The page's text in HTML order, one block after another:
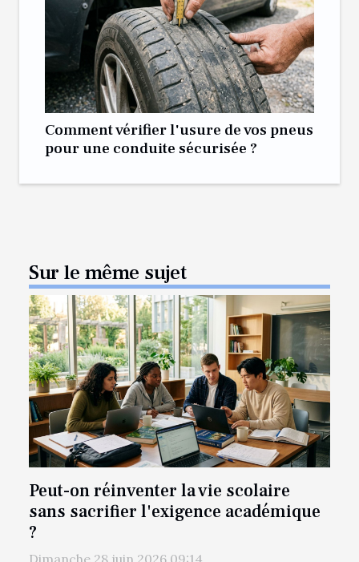
Comment vérifier l'usure de vos pneus
pour une conduite sécurisée ?
Sur le même sujet
Peut-on réinventer la vie scolaire
sans sacrifier l'exigence académique
?
Dimanche 28 juin 2026 09:14